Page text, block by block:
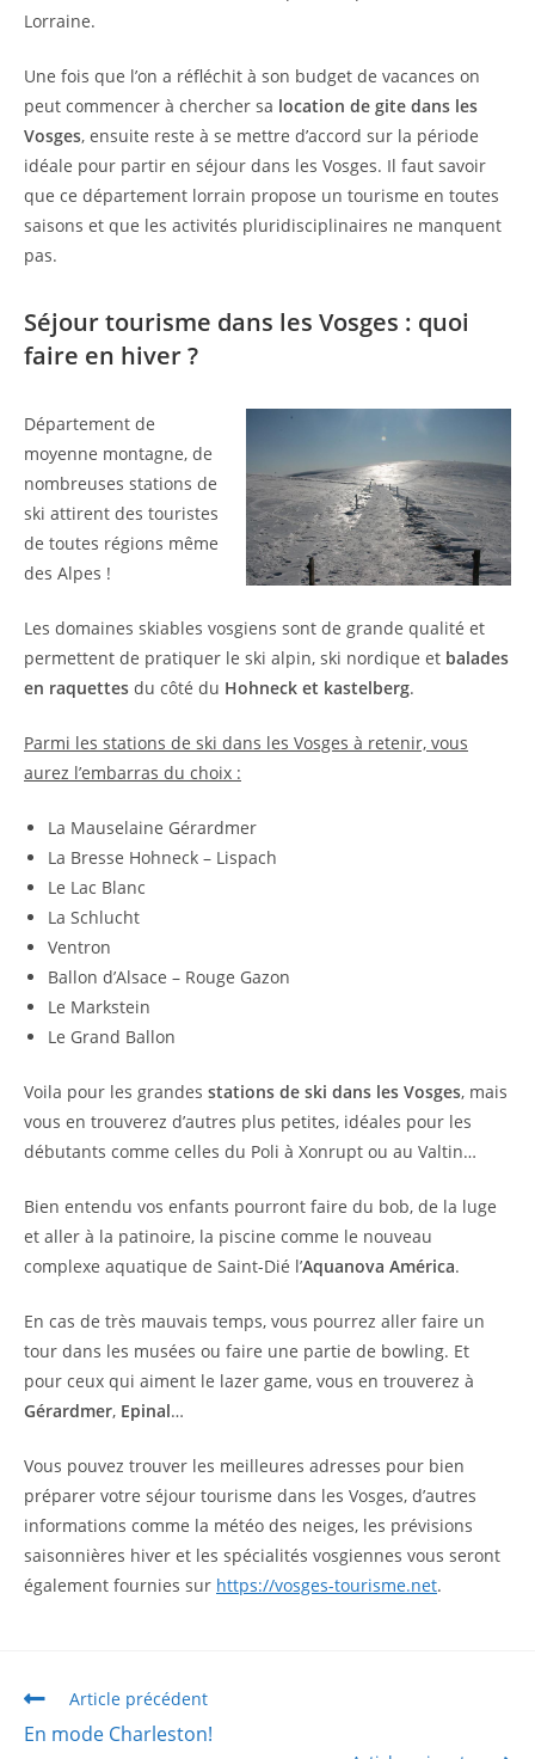
Lorraine.
Une fois que l’on a réfléchit à son budget de vacances on
peut commencer à chercher sa location de gite dans les
Vosges, ensuite reste à se mettre d’accord sur la période
idéale pour partir en séjour dans les Vosges. Il faut savoir
que ce département lorrain propose un tourisme en toutes
saisons et que les activités pluridisciplinaires ne manquent
pas.
Séjour tourisme dans les Vosges : quoi
faire en hiver ?
Département de
moyenne montagne, de
nombreuses stations de
ski attirent des touristes
de toutes régions même
des Alpes !
Les domaines skiables vosgiens sont de grande qualité et
permettent de pratiquer le ski alpin, ski nordique et balades
en raquettes du côté du Hohneck et kastelberg.
Parmi les stations de ski dans les Vosges à retenir, vous
aurez l’embarras du choix :
La Mauselaine Gérardmer
La Bresse Hohneck – Lispach
Le Lac Blanc
La Schlucht
Ventron
Ballon d’Alsace – Rouge Gazon
Le Markstein
Le Grand Ballon
Voila pour les grandes stations de ski dans les Vosges, mais
vous en trouverez d’autres plus petites, idéales pour les
débutants comme celles du Poli à Xonrupt ou au Valtin…
Bien entendu vos enfants pourront faire du bob, de la luge
et aller à la patinoire, la piscine comme le nouveau
complexe aquatique de Saint-Dié l’Aquanova América.
En cas de très mauvais temps, vous pourrez aller faire un
tour dans les musées ou faire une partie de bowling. Et
pour ceux qui aiment le lazer game, vous en trouverez à
Gérardmer, Epinal…
Vous pouvez trouver les meilleures adresses pour bien
préparer votre séjour tourisme dans les Vosges, d’autres
informations comme la météo des neiges, les prévisions
saisonnières hiver et les spécialités vosgiennes vous seront
également fournies sur https://vosges-tourisme.net.
Article précédent
En mode Charleston!